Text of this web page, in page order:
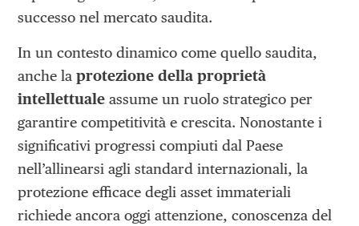
successo nel mercato saudita.
In un contesto dinamico come quello saudita,
anche laprotezione della proprietà
intellettuale assume un ruolo strategico per
garantire competitività e crescita. Nonostante i
significativi progressi compiuti dal Paese
nell’allinearsi agli standard internazionali, la
protezione efficace degli asset immateriali
richiede ancora oggi attenzione, conoscenza del